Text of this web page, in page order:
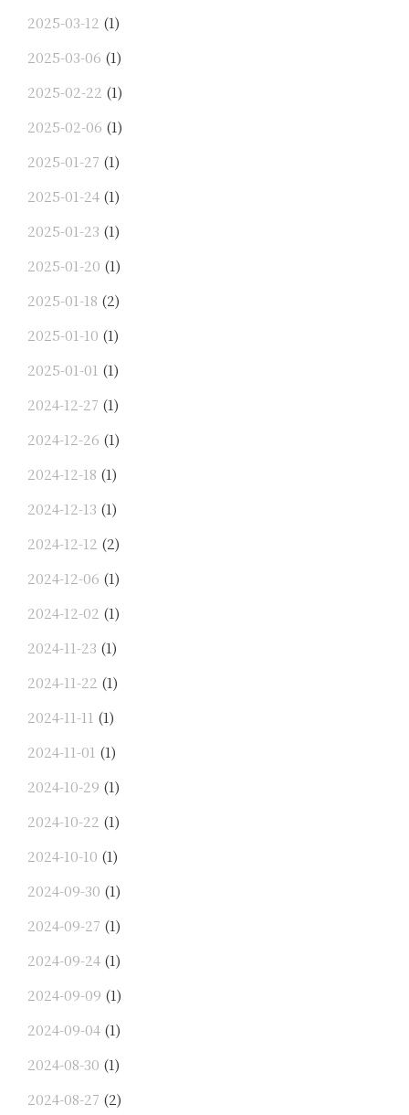
2025-03-12 (1)
2025-03-06 (1)
2025-02-22 (1)
2025-02-06 (1)
2025-01-27 (1)
2025-01-24 (1)
2025-01-23 (1)
2025-01-20 (1)
2025-01-18 (2)
2025-01-10 (1)
2025-01-01 (1)
2024-12-27 (1)
2024-12-26 (1)
2024-12-18 (1)
2024-12-13 (1)
2024-12-12 (2)
2024-12-06 (1)
2024-12-02 (1)
2024-11-23 (1)
2024-11-22 (1)
2024-11-11 (1)
2024-11-01 (1)
2024-10-29 (1)
2024-10-22 (1)
2024-10-10 (1)
2024-09-30 (1)
2024-09-27 (1)
2024-09-24 (1)
2024-09-09 (1)
2024-09-04 (1)
2024-08-30 (1)
2024-08-27 (2)